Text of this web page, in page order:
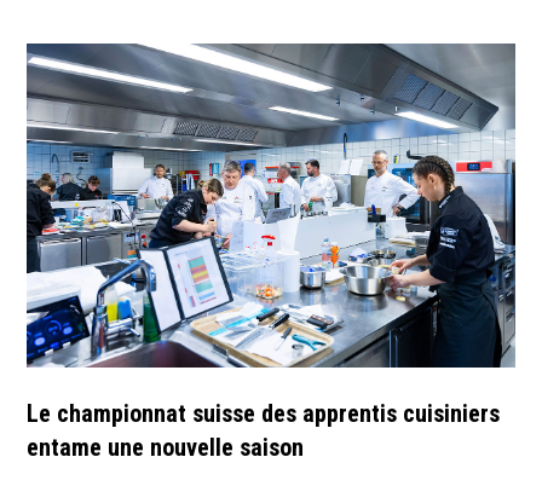
Le championnat suisse des apprentis cuisiniers
entame une nouvelle saison